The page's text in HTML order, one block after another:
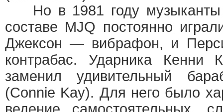
Но в 1981 году музыканты
составе MJQ постоянно
Джексон — вибрафон, и
контрабас. Ударника Кенни
заменил удивительный
(Connie Kay). Для него было